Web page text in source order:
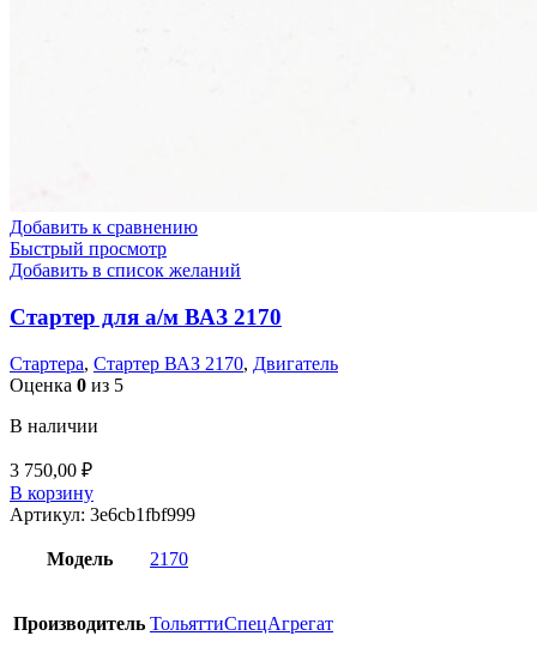
Добавить к сравнению
Быстрый просмотр
Добавить в список желаний
Стартер для а/м ВАЗ 2170
Стартера, Стартер ВАЗ 2170, Двигатель
Оценка 0 из 5
В наличии
3 750,00 ₽
В корзину
Артикул: 3e6cb1fbf999
Модель 2170
Производитель ТольяттиСпецАгрегат